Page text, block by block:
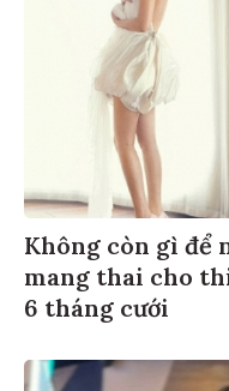
Không còn gì để
mang thai cho
6 tháng cưới